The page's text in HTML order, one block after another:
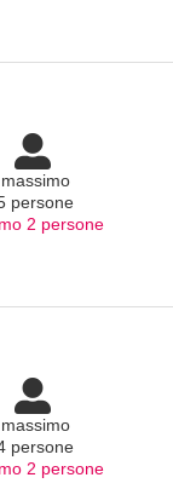
massimo
persone
2 persone
massimo
persone
2 persone